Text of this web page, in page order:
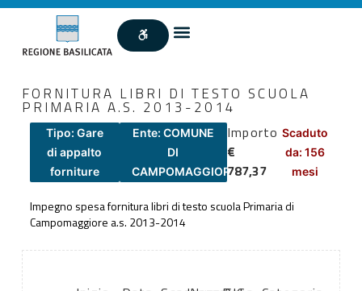
FORNITURA LIBRI DI TESTO SCUOLA
PRIMARIA A.S. 2013-2014
Tipo: Gare
di appalto
forniture
Ente: COMUNE
DI
CAMPOMAGGIORE
Importo
€
787,37
Scaduto
da: 156
mesi
Impegno spesa fornitura libri di testo scuola Primaria di
Campomaggiore a.s. 2013-2014